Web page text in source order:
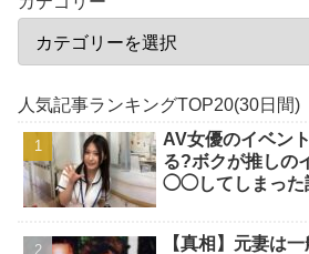
人気記事ランキングTOP20(30日間)
AV女優のイベン
る?ボクが推しの
◯◯してしまった
【真相】元妻は